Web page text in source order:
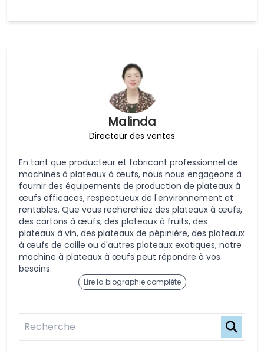
Malinda
Directeur des ventes
En tant que producteur et fabricant professionnel de
machines à plateaux à œufs, nous nous engageons à
fournir des équipements de production de plateaux à
œufs efficaces, respectueux de l'environnement et
rentables. Que vous recherchiez des plateaux à œufs,
des cartons à œufs, des plateaux à fruits, des
plateaux à vin, des plateaux de pépinière, des plateaux
à œufs de caille ou d'autres plateaux exotiques, notre
machine à plateaux à œufs peut répondre à vos
besoins.
Lire la biographie complète